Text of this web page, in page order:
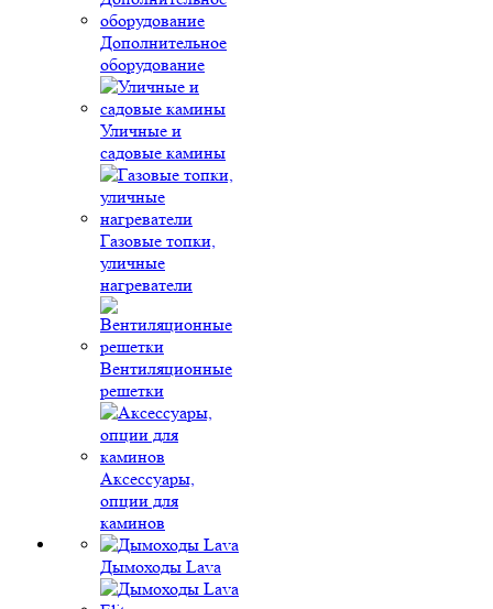
Дополнительное
оборудование
Уличные и
садовые камины
Газовые топки,
уличные
нагреватели
Вентиляционные
решетки
Аксессуары,
опции для
каминов
Дымоходы Lava